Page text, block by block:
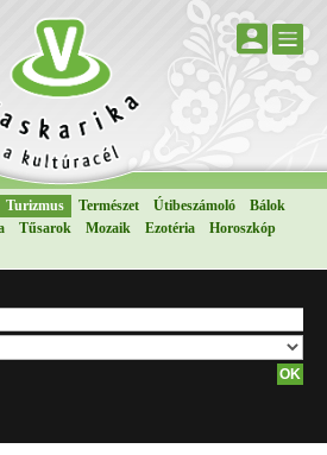
Turizmus Természet Útibeszámoló
Bálok
Tűsarok Mozaik Ezotéria
Horoszkóp